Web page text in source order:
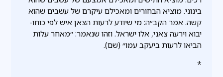
בינוני. מוציא הבחורים ומאכילם עיקרם של עשבים שהוא
קשה. אמר הקב״ה: מי שיודע לרעות הצאן איש לפי כוחו-
יבוא וירעה צאני, אלו ישראל. וזהו שנאמר: ״מאחר עלות
הביאו לרעות ביעקב עמו״ (שם).
*